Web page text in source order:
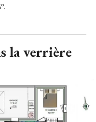
la verrière